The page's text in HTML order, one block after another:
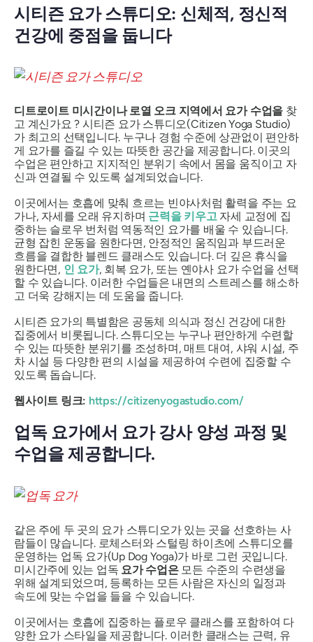
시티즌 요가 스튜디오: 신체적, 정신적
건강에 중점을 둡니다
디트로이트 미시간이나 로열 오크 지역에서 요가 수업을 찾
고 계신가요 ? 시티즌 요가 스튜디오(Citizen Yoga Studio)
가 최고의 선택입니다. 누구나 경험 수준에 상관없이 편안하
게 요가를 즐길 수 있는 따뜻한 공간을 제공합니다. 이곳의
수업은 편안하고 지지적인 분위기 속에서 몸을 움직이고 자
신과 연결될 수 있도록 설계되었습니다.
이곳에서는 호흡에 맞춰 흐르는 빈야사처럼 활력을 주는 요
가나, 자세를 오래 유지하며 근력을 키우고자세 교정에 집
중하는 슬로우 번처럼 역동적인 요가를 배울 수 있습니다.
균형 잡힌 운동을 원한다면, 안정적인 움직임과 부드러운
흐름을 결합한 블렌드 클래스도 있습니다. 더 깊은 휴식을
원한다면, 인 요가, 회복 요가, 또는 옌야사 요가 수업을 선택
할 수 있습니다. 이러한 수업들은 내면의 스트레스를 해소하
고 더욱 강해지는 데 도움을 줍니다.
시티즌 요가의 특별함은 공동체 의식과 정신 건강에 대한
집중에서 비롯됩니다. 스튜디오는 누구나 편안하게 수련할
수 있는 따뜻한 분위기를 조성하며, 매트 대여, 샤워 시설, 주
차 시설 등 다양한 편의 시설을 제공하여 수련에 집중할 수
있도록 돕습니다.
웹사이트 링크: https://citizenyogastudio.com/
업독 요가에서 요가 강사 양성 과정 및
수업을 제공합니다.
같은 주에 두 곳의 요가 스튜디오가 있는 곳을 선호하는 사
람들이 많습니다. 로체스터와 스털링 하이츠에 스튜디오를
운영하는 업독 요가(Up Dog Yoga)가 바로 그런 곳입니다.
미시간주에 있는 업독 요가 수업은모든 수준의 수련생을
위해 설계되었으며, 등록하는 모든 사람은 자신의 일정과
속도에 맞는 수업을 들을 수 있습니다.
이곳에서는 호흡에 집중하는 플로우 클래스를 포함하여 다
양한 요가 스타일을 제공합니다. 이러한 클래스는 근력, 유